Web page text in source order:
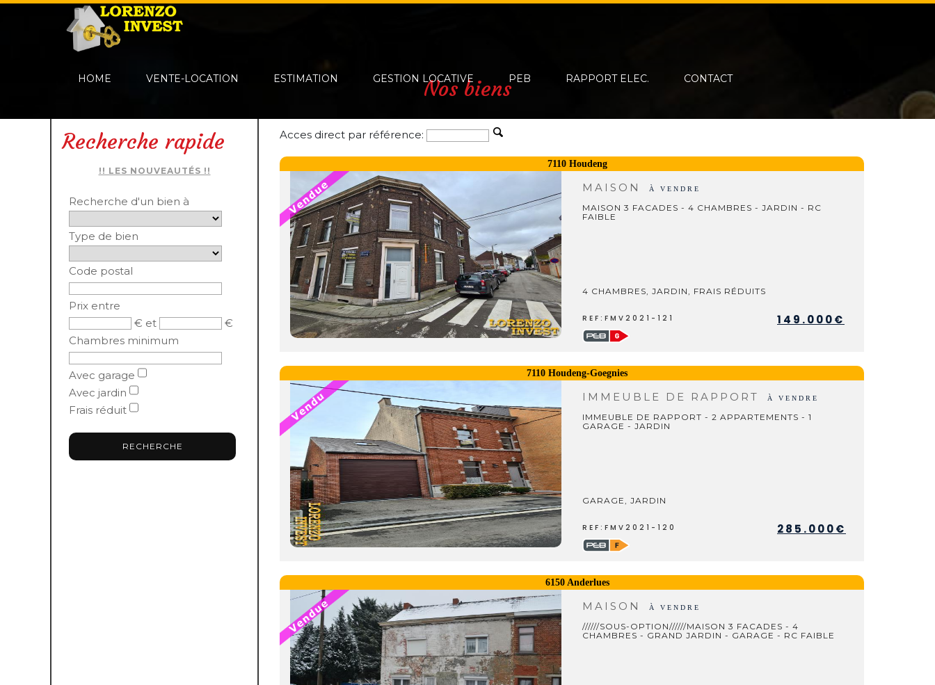
HOME VENTE-LOCATION ESTIMATION GESTION LOCATIVE PEB RAPPORT ELEC. CONTACT
Nos biens
Recherche rapide
!! LES NOUVEAUTÉS !!
Recherche d'un bien à
Type de bien
Code postal
Prix entre
€ et
€
Chambres minimum
Avec garage
Avec jardin
Frais réduit
Acces direct par référence:
7110 Houdeng
MAISON À VENDRE
MAISON 3 FACADES - 4 CHAMBRES - JARDIN - RC
FAIBLE
4 CHAMBRES, JARDIN, FRAIS RÉDUITS
REF:FMV2021-121 149.000€
7110 Houdeng-Goegnies
IMMEUBLE DE RAPPORT À VENDRE
IMMEUBLE DE RAPPORT - 2 APPARTEMENTS - 1
GARAGE - JARDIN
GARAGE, JARDIN
REF:FMV2021-120 285.000€
6150 Anderlues
MAISON À VENDRE
//////SOUS-OPTION//////MAISON 3 FACADES - 4
CHAMBRES - GRAND JARDIN - GARAGE - RC FAIBLE